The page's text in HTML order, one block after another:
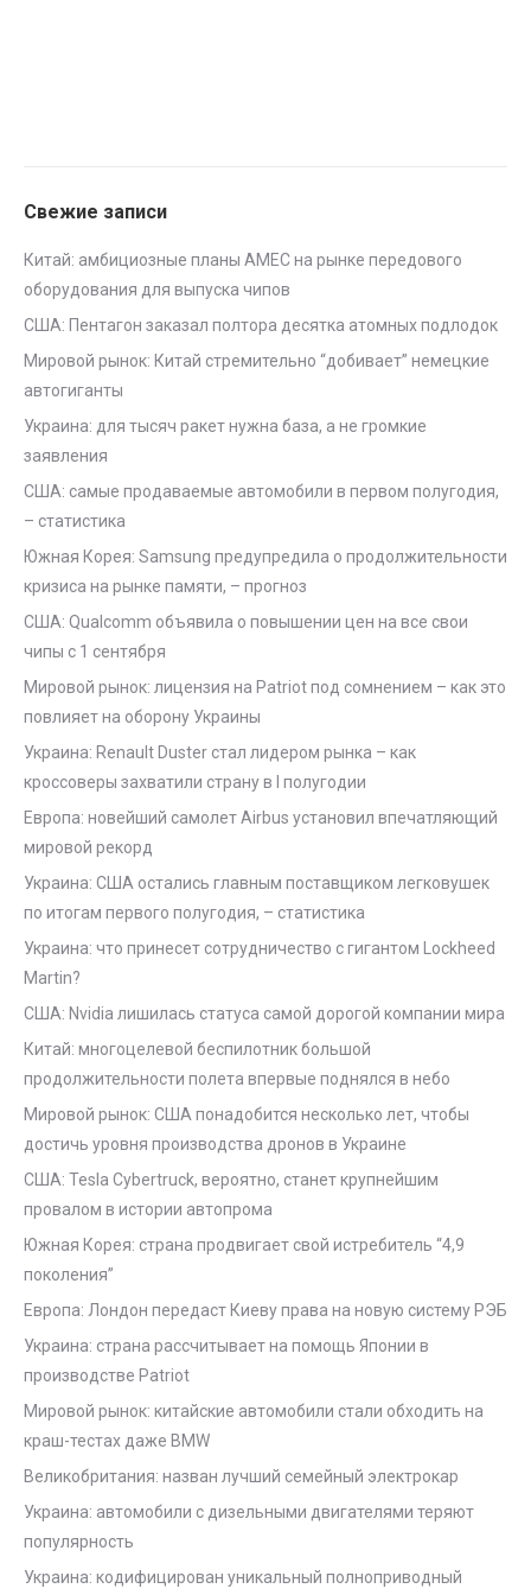
Свежие записи
Китай: амбициозные планы AMEC на рынке передового
оборудования для выпуска чипов
США: Пентагон заказал полтора десятка атомных подлодок
Мировой рынок: Китай стремительно “добивает” немецкие
автогиганты
Украина: для тысяч ракет нужна база, а не громкие
заявления
США: самые продаваемые автомобили в первом полугодия,
– статистика
Южная Корея: Samsung предупредила о продолжительности
кризиса на рынке памяти, – прогноз
США: Qualcomm объявила о повышении цен на все свои
чипы с 1 сентября
Мировой рынок: лицензия на Patriot под сомнением – как это
повлияет на оборону Украины
Украина: Renault Duster стал лидером рынка – как
кроссоверы захватили страну в I полугодии
Европа: новейший самолет Airbus установил впечатляющий
мировой рекорд
Украина: США остались главным поставщиком легковушек
по итогам первого полугодия, – статистика
Украина: что принесет сотрудничество с гигантом Lockheed
Martin?
США: Nvidia лишилась статуса самой дорогой компании мира
Китай: многоцелевой беспилотник большой
продолжительности полета впервые поднялся в небо
Мировой рынок: США понадобится несколько лет, чтобы
достичь уровня производства дронов в Украине
США: Tesla Cybertruck, вероятно, станет крупнейшим
провалом в истории автопрома
Южная Корея: страна продвигает свой истребитель “4,9
поколения”
Европа: Лондон передаст Киеву права на новую систему РЭБ
Украина: страна рассчитывает на помощь Японии в
производстве Patriot
Мировой рынок: китайские автомобили стали обходить на
краш-тестах даже BMW
Великобритания: назван лучший семейный электрокар
Украина: автомобили с дизельными двигателями теряют
популярность
Украина: кодифицирован уникальный полноприводный